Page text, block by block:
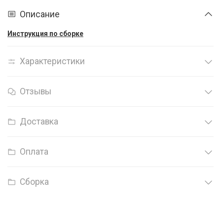
Описание
Инструкция по сборке
Характеристики
Отзывы
Доставка
Оплата
Сборка